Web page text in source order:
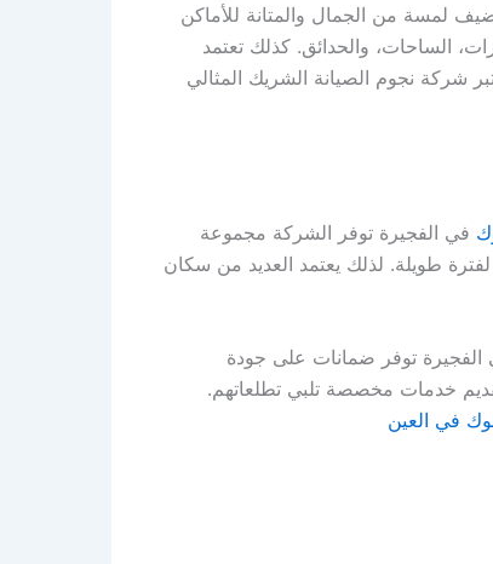
لمسة من الجمال والمتانة للأماكن
الساحات، والحدائق. كذلك تعتمد
شركة نجوم الصيانة الشريك المثالي
في الفجيرة توفر الشركة مجموعة
طويلة. لذلك يعتمد العديد من سكان
الفجيرة توفر ضمانات على جودة
خدمات مخصصة تلبي تطلعاتهم.
في العين